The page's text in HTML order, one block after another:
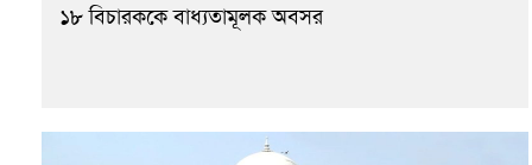
১৮ বিচারককে বাধ্যতামূলক অবসর